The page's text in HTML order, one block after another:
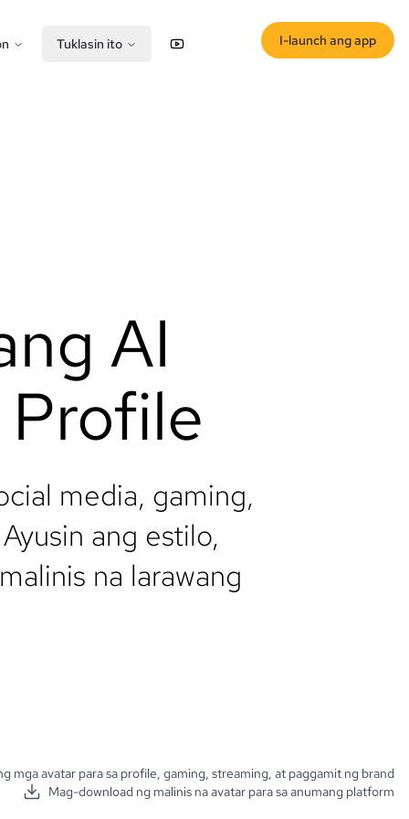
Tuklasin ito YouTube X (Twitter)
I-launch ang app
AI
media, gaming,
ang estilo,
na larawang
mga avatar para sa profile, gaming, streaming, at paggamit ng brand
Mag-download ng malinis na avatar para sa anumang platform